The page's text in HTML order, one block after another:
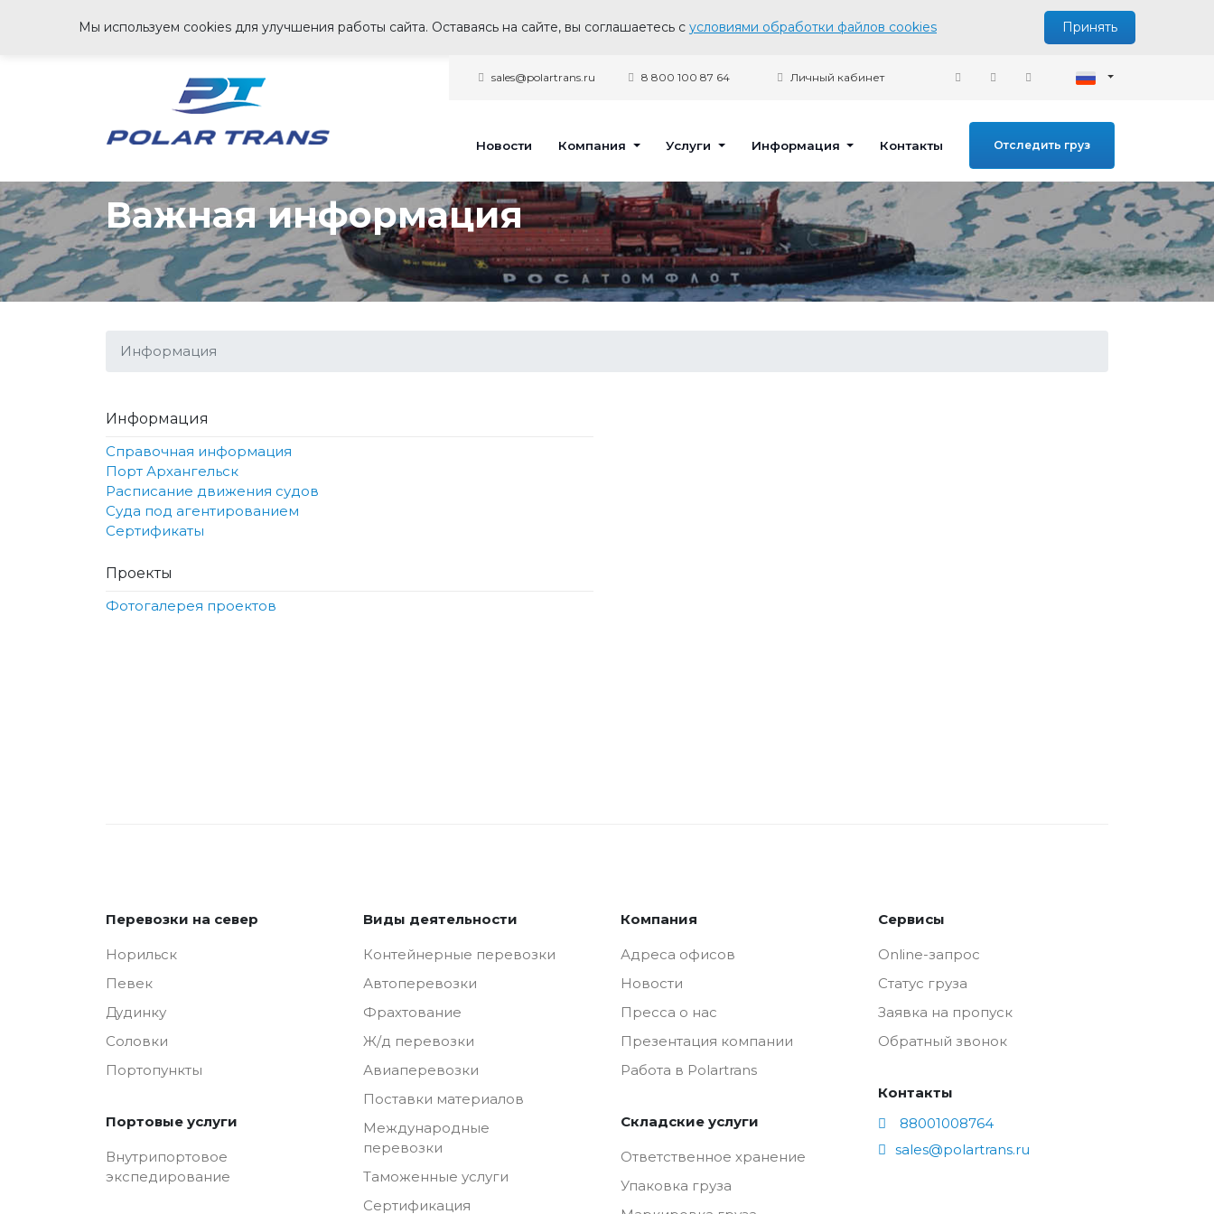
Мы используем cookies для улучшения работы сайта. Оставаясь на сайте, вы соглашаетесь с условиями обработки файлов cookies Принять
sales@polartrans.ru 8 800 100 87 64 Личный кабинет
Новости Компания Услуги Информация Контакты Отследить груз
Важная информация
Информация
Информация
Справочная информация
Порт Архангельск
Расписание движения судов
Суда под агентированием
Сертификаты
Проекты
Фотогалерея проектов
Перевозки на север
Норильск
Певек
Дудинку
Соловки
Портопункты
Портовые услуги
Внутрипортовое
экспедирование
Виды деятельности
Контейнерные перевозки
Автоперевозки
Фрахтование
Ж/д перевозки
Авиаперевозки
Поставки материалов
Международные
перевозки
Таможенные услуги
Сертификация
Компания
Адреса офисов
Новости
Пресса о нас
Презентация компании
Работа в Polartrans
Складские услуги
Ответственное хранение
Упаковка груза
Сервисы
Online-запрос
Статус груза
Заявка на пропуск
Обратный звонок
Контакты
88001008764
sales@polartrans.ru